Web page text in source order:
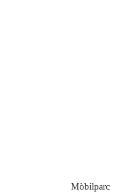
Mòbilparc